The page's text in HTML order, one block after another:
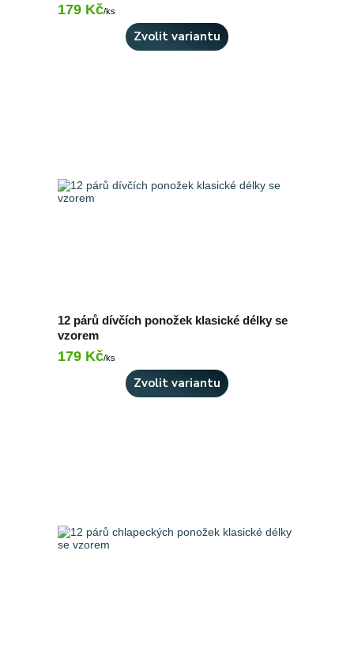
179 Kč/ks
Zvolit variantu
12 párů dívčích ponožek klasické délky se
vzorem
179 Kč/ks
Zvolit variantu